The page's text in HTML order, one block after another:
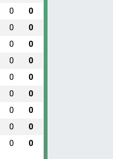
0 0
0 0
0 0
0 0
0 0
0 0
0 0
0 0
0 0